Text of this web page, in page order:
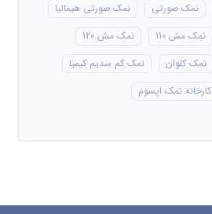
نمک صورتی
نمک صورتی هیمالیا
نمک مش 110
نمک مش 120
نمک کلوان
نمک کم سدیم کیمیا
کارخانه نمک اپسوم